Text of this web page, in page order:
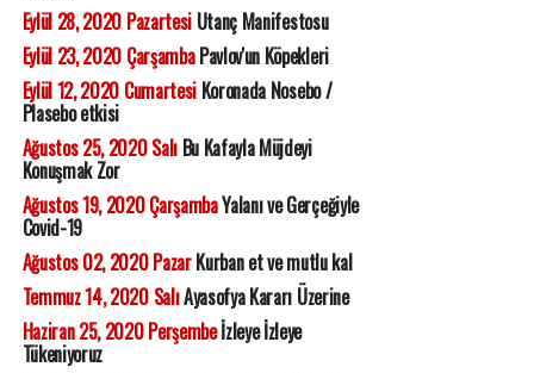
Eylül 28, 2020 PazartesiUtanç Manifestosu
Eylül 23, 2020 ÇarşambaPavlov'un Köpekleri
Eylül 12, 2020 CumartesiKoronada Nosebo /
Plasebo etkisi
Ağustos 25, 2020 SalıBu Kafayla Müjdeyi
Konuşmak Zor
Ağustos 19, 2020 ÇarşambaYalanı ve Gerçeğiyle
Covid-19
Ağustos 02, 2020 PazarKurban et ve mutlu kal
Temmuz 14, 2020 SalıAyasofya Kararı Üzerine
Haziran 25, 2020 Perşembeİzleye İzleye
Tükeniyoruz